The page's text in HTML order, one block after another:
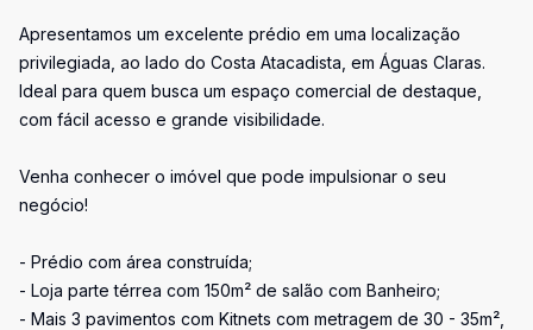
Apresentamos um excelente prédio em uma localização
privilegiada, ao lado do Costa Atacadista, em Águas Claras.
Ideal para quem busca um espaço comercial de destaque,
com fácil acesso e grande visibilidade.
Venha conhecer o imóvel que pode impulsionar o seu
negócio!
- Prédio com área construída;
- Loja parte térrea com 150m² de salão com Banheiro;
- Mais 3 pavimentos com Kitnets com metragem de 30 - 35m²,